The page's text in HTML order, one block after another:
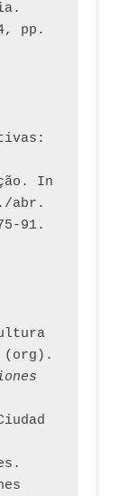
pp.
In
abr.
91.